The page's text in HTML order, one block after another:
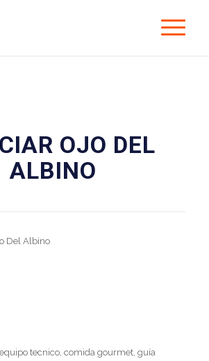
OJO DEL
ALBINO
Del Albino
tecnico, comida gourmet, guía